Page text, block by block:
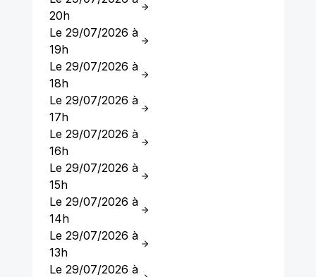
20h
Le 29/07/2026 à
19h
Le 29/07/2026 à
18h
Le 29/07/2026 à
17h
Le 29/07/2026 à
16h
Le 29/07/2026 à
15h
Le 29/07/2026 à
14h
Le 29/07/2026 à
13h
Le 29/07/2026 à